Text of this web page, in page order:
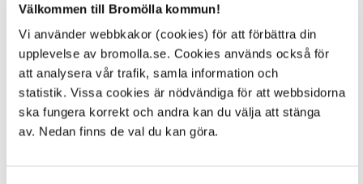
Välkommen till Bromölla kommun!
Vi använder webbkakor (cookies) för att förbättra din
upplevelse av bromolla.se. Cookies används också för
att analysera vår trafik, samla information och
statistik. Vissa cookies är nödvändiga för att webbsidorna
ska fungera korrekt och andra kan du välja att stänga
av. Nedan finns de val du kan göra.
11 May 2026
Nyhet
Vecka 20 blir sophämtningenlite annorlunda på
grund av Kristi himmelfärdsdag.